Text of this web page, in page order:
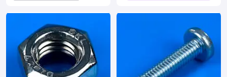
метрических винтов M6/8/10, шурупов для
листового металла 6,3 мм, шурупов для ДСП
6,0 мм или шурупов для ДСП 4,5–5,5 мм при
использовании распорного дюбеля SX 5.
ТЕХНИЧЕСКИЕ ДАННЫЕ: